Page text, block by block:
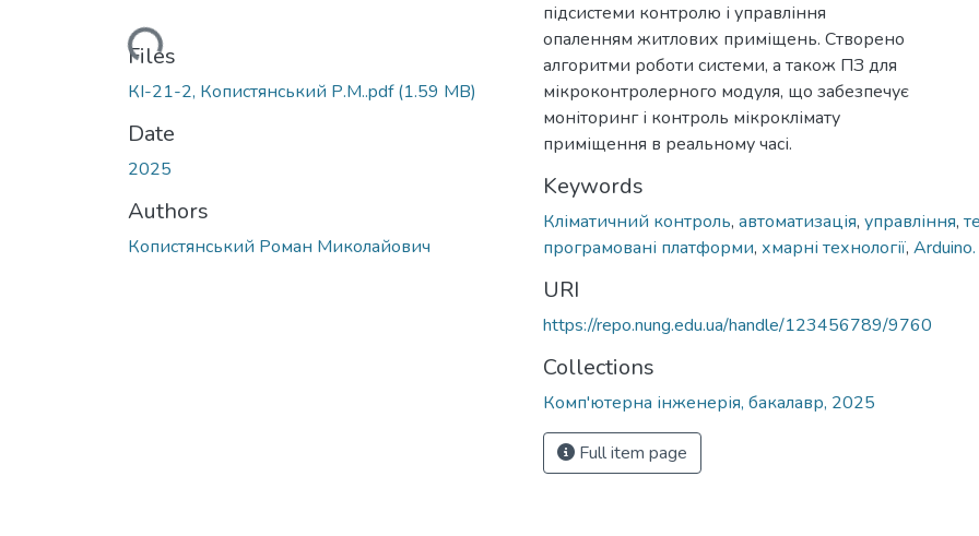
Loading...
Files
КІ-21-2, Копистянський Р.М..pdf(1.59 MB)
Date
2025
Authors
Копистянський Роман Миколайович
підсистеми контролю і управління
опаленням житлових приміщень. Створено
алгоритми роботи системи, а також ПЗ для
мікроконтролерного модуля, що забезпечує
моніторинг і контроль мікроклімату
приміщення в реальному часі.
Keywords
Кліматичний контроль, автоматизація, управління,
програмовані платформи, хмарні технології, Arduino.
URI
https://repo.nung.edu.ua/handle/123456789/9760
Collections
Комп'ютерна інженерія, бакалавр, 2025
Full item page